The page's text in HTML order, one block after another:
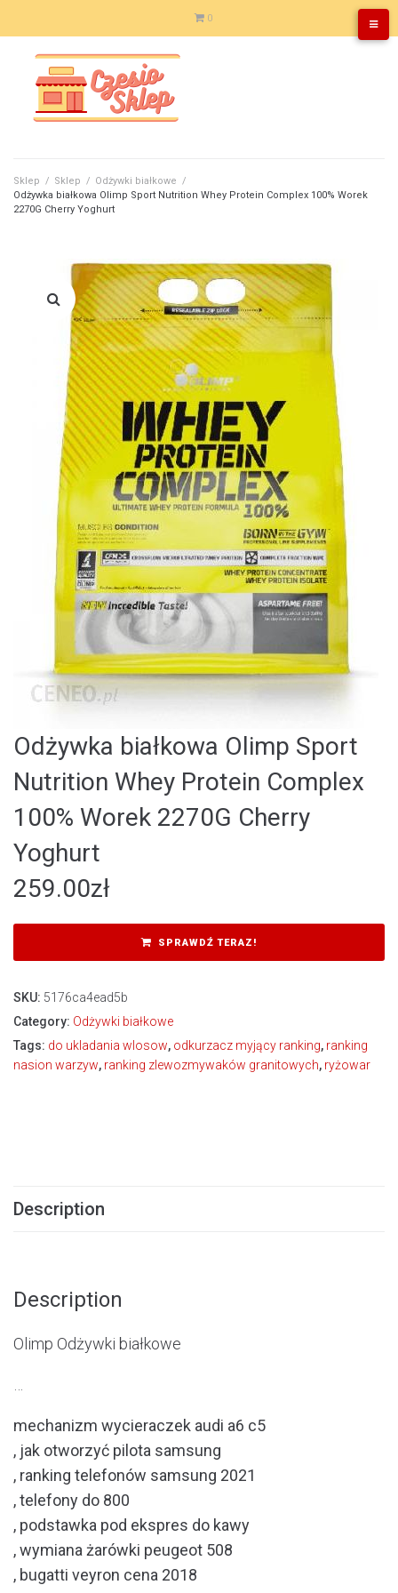
0
Sklep / Sklep / Odżywki białkowe /
Odżywka białkowa Olimp Sport Nutrition Whey Protein Complex 100% Worek
2270G Cherry Yoghurt
Odżywka białkowa Olimp Sport
Nutrition Whey Protein Complex
100% Worek 2270G Cherry
Yoghurt
259.00zł
SPRAWDŹ TERAZ!
SKU: 5176ca4ead5b
Category: Odżywki białkowe
Tags: do ukladania wlosow, odkurzacz myjący ranking, ranking
nasion warzyw, ranking zlewozmywaków granitowych, ryżowar
Description
Description
Olimp Odżywki białkowe
mechanizm wycieraczek audi a6 c5
, jak otworzyć pilota samsung
, ranking telefonów samsung 2021
, telefony do 800
, podstawka pod ekspres do kawy
, wymiana żarówki peugeot 508
, bugatti veyron cena 2018